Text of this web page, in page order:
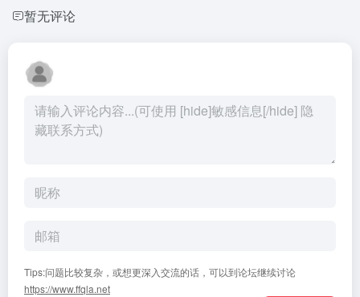
暂无评论
Tips:问题比较复杂，或想更深入交流的话，可以到论坛继续讨论
https://www.ffqla.net